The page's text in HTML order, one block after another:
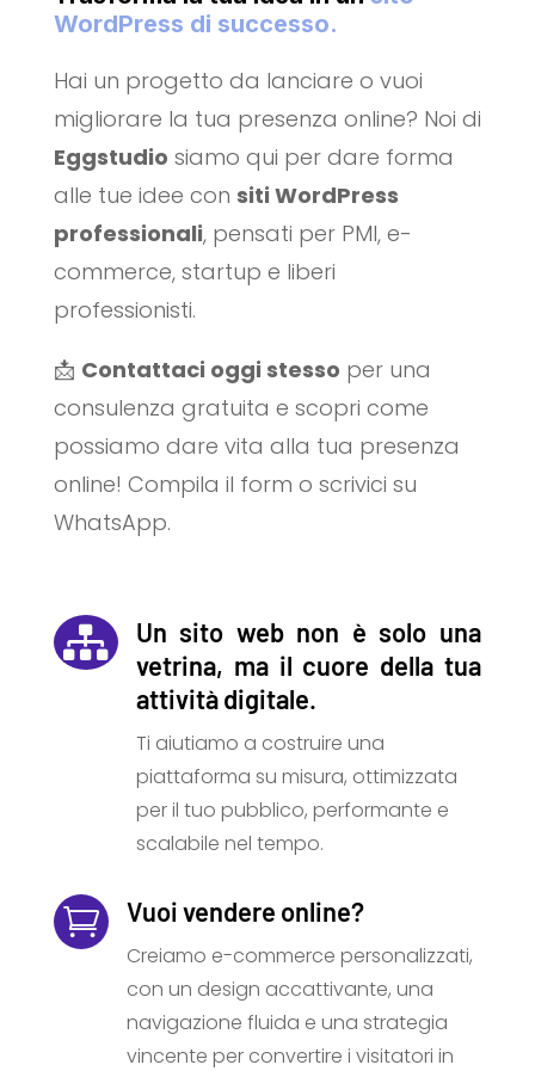
WordPress di successo.
Hai un progetto da lanciare o vuoi
migliorare la tua presenza online? Noi di
Eggstudio siamo qui per dare forma
alle tue idee con siti WordPress
professionali, pensati per PMI, e-
commerce, startup e liberi
professionisti.
📩 Contattaci oggi stesso per una
consulenza gratuita e scopri come
possiamo dare vita alla tua presenza
online! Compila il form o scrivici su
WhatsApp.

Un sito web non è solo una
vetrina, ma il cuore della tua
attività digitale.
Ti aiutiamo a costruire una
piattaforma su misura, ottimizzata
per il tuo pubblico, performante e
scalabile nel tempo.
 Vuoi vendere online?
Creiamo e-commerce personalizzati,
con un design accattivante, una
navigazione fluida e una strategia
vincente per convertire i visitatori in